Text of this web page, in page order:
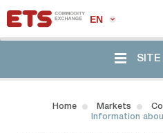
EN
SITE
Home Markets
Information